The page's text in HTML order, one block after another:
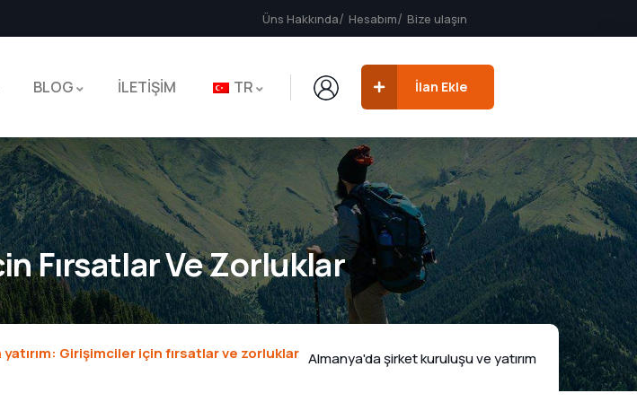
Üns Hakkında Hesabım Bize ulaşın
BLOG İLETİŞİM TR İlan Ekle
Fırsatlar Ve Zorluklar
Almanya'da şirket kuruluşu ve yatırım
Girişimciler için fırsatlar ve zorluklar